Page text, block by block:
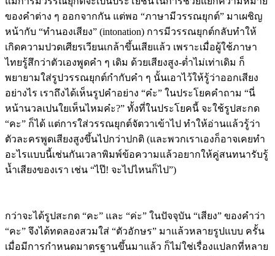
ของคำต่าง ๆ ออกจากกัน แต่พอ “ภาษามีวรรณยุกต์” มาเผชิญ
หน้ากับ “ทำนองเสียง” (intonation) การมีวรรณยุกต์กลับทำให้
เกิดความปวดเศียรเวียนเกล้าขึ้นเสียแล้ว เพราะเมื่อผู้ใช้ภาษา
ไทยรู้สึกว่าตัวเองพูดคำ ๆ เดิม ด้วยเสียงสูง-ต่ำไม่เท่าเดิม ก็
พยายามใส่รูปวรรณยุกต์กำกับคำ ๆ นั้นเอาไว้ให้รู้ว่าออกเสียง
อย่างไร เราถึงได้เห็นรูปคำอย่าง “ค๋ะ” ในประโยคคำถาม “นี่
หน้านวลเปนใยเห็นไหมค๋ะ?” ทั้งที่ในประโยคนี้ จะใช้รูปสะกด
“คะ” ก็ได้ แต่การใส่วรรณยุกต์จัตวาเข้าไป ทำให้อ่านแล้วรู้ว่า
ตัวละครพูดเสียงสูงขึ้นไปกว่าปกติ (และพวกเราเองก็อาจเคยทำ
อะไรแบบนี้เช่นกันเวลาพิมพ์ข้อความแล้วอยากให้คู่สนทนารับรู้
น้ำเสียงของเรา เช่น “ไป๊! จะไปไหนก็ไป”)
กว่าจะได้รูปสะกด “คะ” และ “ค่ะ” ในปัจจุบัน “เสียง” ของคำว่า
“คะ” จึงได้ทดลองสวมใส่ “ตัวอักษร” มาแล้วหลายรูปแบบ ครั้น
เมื่อมีการกำหนดมาตรฐานขึ้นมาแล้ว ก็ไม่ใช่เรื่องแปลกที่หลาย